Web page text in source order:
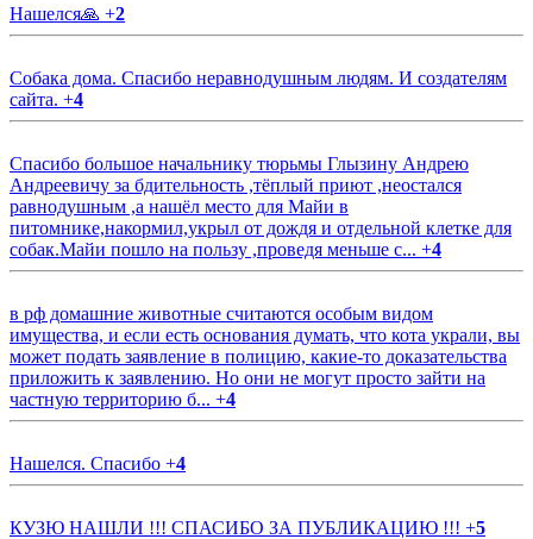
Нашелся🙏 +2
Собака дома. Спасибо неравнодушным людям. И создателям
сайта. +4
Спасибо большое начальнику тюрьмы Глызину Андрею
Андреевичу за бдительность ,тёплый приют ,неостался
равнодушным ,а нашёл место для Майи в
питомнике,накормил,укрыл от дождя и отдельной клетке для
собак.Майи пошло на пользу ,проведя меньше с... +4
в рф домашние животные считаются особым видом
имущества, и если есть основания думать, что кота украли, вы
может подать заявление в полицию, какие-то доказательства
приложить к заявлению. Но они не могут просто зайти на
частную территорию б... +4
Нашелся. Спасибо +4
КУЗЮ НАШЛИ !!! СПАСИБО ЗА ПУБЛИКАЦИЮ !!! +5